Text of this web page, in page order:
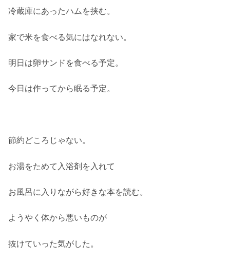
冷蔵庫にあったハムを挟む。
家で米を食べる気にはなれない。
明日は卵サンドを食べる予定。
今日は作ってから眠る予定。
節約どころじゃない。
お湯をためて入浴剤を入れて
お風呂に入りながら好きな本を読む。
ようやく体から悪いものが
抜けていった気がした。